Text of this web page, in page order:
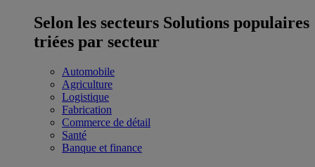
Selon les secteurs Solutions populaires
triées par secteur
Automobile
Agriculture
Logistique
Fabrication
Commerce de détail
Santé
Banque et finance